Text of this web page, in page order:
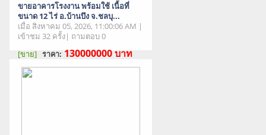
ขายอาคารโรงงาน พร้อมใช้ เนื้อที่
ขนาด 12 ไร่ อ.บ้านบึง จ.ชลบุ...
เมื่อ สิงหาคม 05, 2026, 11:00:06 AM |
เข้าชม 32 ครั้ง| ถามตอบ 0
[ขาย] ราคา: 130000000บาท